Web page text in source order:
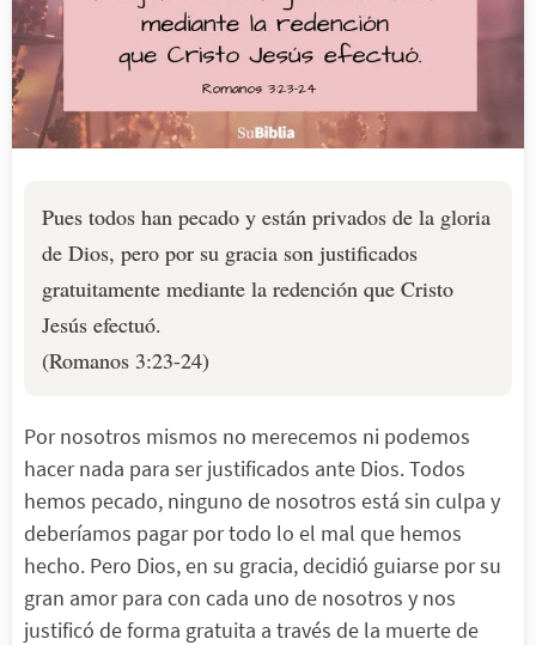
Pues todos han pecado y están privados de la gloria
de Dios, pero por su gracia son justificados
gratuitamente mediante la redención que Cristo
Jesús efectuó.
(Romanos 3:23-24)
Por nosotros mismos no merecemos ni podemos
hacer nada para ser justificados ante Dios. Todos
hemos pecado, ninguno de nosotros está sin culpa y
deberíamos pagar por todo lo el mal que hemos
hecho. Pero Dios, en su gracia, decidió guiarse por su
gran amor para con cada uno de nosotros y nos
justificó de forma gratuita a través de la muerte de